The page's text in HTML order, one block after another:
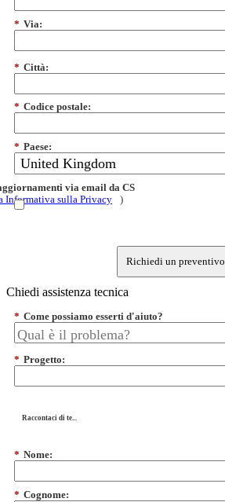
* Via:
* Città:
* Codice postale:
* Paese:
via email da CS
Informativa sulla Privacy
)
Richiedi un preventivo
Chiedi assistenza tecnica
* Come possiamo esserti d'aiuto?
* Progetto:
Raccontaci di te...
* Nome:
* Cognome: